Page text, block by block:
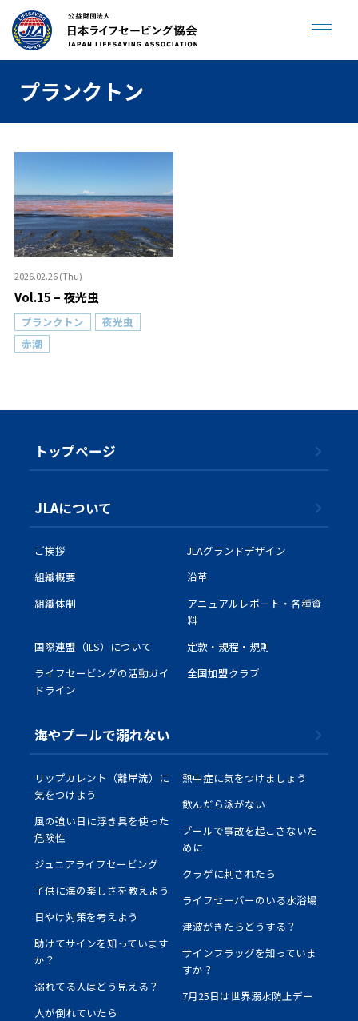
JLA ENGLISH SITE
トップページ
海やプールで溺れない
助けてサイン
飲んだら泳がない
クラゲに刺されたら
津波が来たら
JLAについて
沿革
組織体制
国際連盟（ILS)について
ライフセービングの活動ガイドライン
全国加盟クラブ
ライフセービングスポーツ
寄付・遺贈について
学校の先生方へ
プランクトン
2026.02.26 (Thu)
Vol.15 – 夜光虫
プランクトン
夜光虫
赤潮
トップぺージ
JLAについて
ご挨拶
JLAグランドデザイン
組織概要
沿革
組織体制
アニュアルレポート・各種資
料
国際連盟（ILS）について
定款・規程・規則
ライフセービングの活動ガイ
ドライン
全国加盟クラブ
海やプールで溺れない
リップカレント（離岸流）に
気をつけよう
風の強い日に浮き具を使った
危険性
ジュニアライフセービング
子供に海の楽しさを教えよう
日やけ対策を考えよう
助けてサインを知っています
か？
溺れてる人はどう見える？
人が倒れていたら
熱中症に気をつけましょう
飲んだら泳がない
プールで事故を起こさないた
めに
クラゲに刺されたら
ライフセーバーのいる水浴場
津波がきたらどうする？
サインフラッグを知っていま
すか？
7月25日は世界溺水防止デー